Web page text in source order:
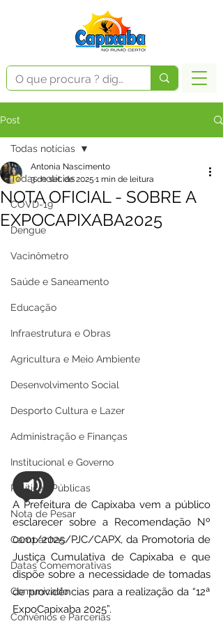
Post
Todas notícias
COVD-19
Dengue
Vacinômetro
Saúde e Saneamento
Educação
Infraestrutura e Obras
Agricultura e Meio Ambiente
Desenvolvimento Social
Desporto Cultura e Lazer
Administração e Finanças
Institucional e Governo
Políticas Públicas
Nota de Pesar
Campanhas
Datas Comemorativas
Comunicado
Convênios e Parcerias
Todas notícias
NOTA OFICIAL - SOBRE A
EXPOCAPIXABA2025
Antonia Nascimento
3 de set. de 2025 1 min de leitura
A Prefeitura de Capixaba vem a público
esclarecer sobre a Recomendação Nº
0001/2025/PJC/CAPX, da Promotoria de
Justiça Cumulativa de Capixaba e que
dispõe sobre a necessidade de tomadas
de providências para a realização da “12ª
ExpoCapixaba 2025”.